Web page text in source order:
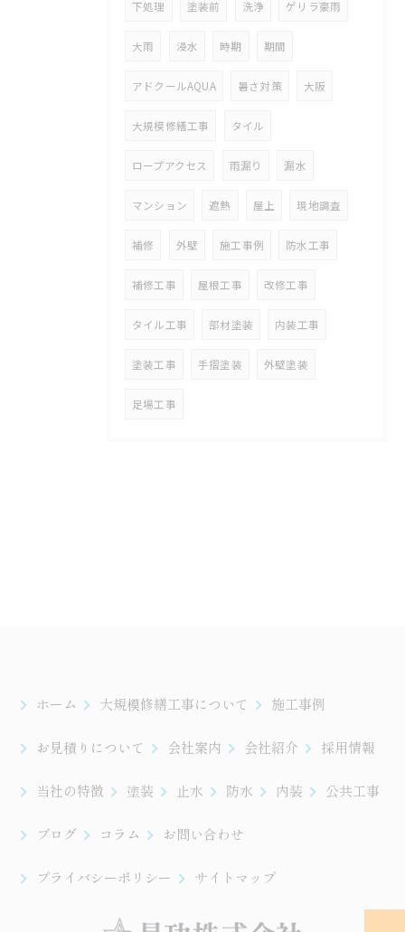
下処理 塗装前 洗浄 ゲリラ豪雨
大雨 浸水 時期 期間
アドクールAQUA 暑さ対策 大阪
大規模修繕工事 タイル
ロープアクセス 雨漏り 漏水
マンション 遮熱 屋上 現地調査
補修 外壁 施工事例 防水工事
補修工事 屋根工事 改修工事
タイル工事 部材塗装 内装工事
塗装工事 手摺塗装 外壁塗装
足場工事
ホーム 大規模修繕工事について 施工事例
お見積りについて 会社案内 会社紹介 採用情報
当社の特徴 塗装 止水 防水 内装 公共工事
ブログ コラム お問い合わせ
プライバシーポリシー サイトマップ